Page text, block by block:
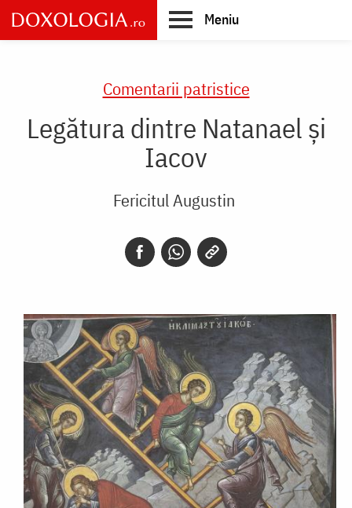
Skip
to
main
Meniu
Comentarii patristice
Legătura dintre Natanael şi
Iacov
Fericitul Augustin